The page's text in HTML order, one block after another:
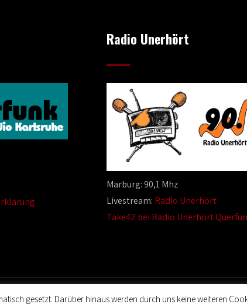
Radio Unerhört
Marburg: 90,1 Mhz
Livestream: Radio Unerhört
Take42 bei Radio Unerhört
gesetzt. Darüber hinaus werden durch uns keine weiteren